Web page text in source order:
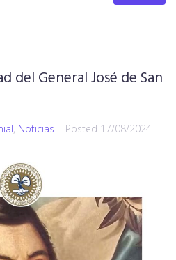
del General José de San
, Noticias Posted 17/08/2024